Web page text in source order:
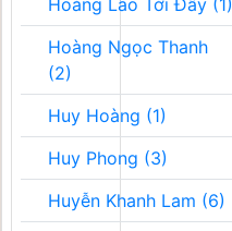
Hoàng Lão Tới Đây (1)
Hoàng Ngọc Thanh
(2)
Huy Hoàng (1)
Huy Phong (3)
Huyễn Khanh Lam (6)